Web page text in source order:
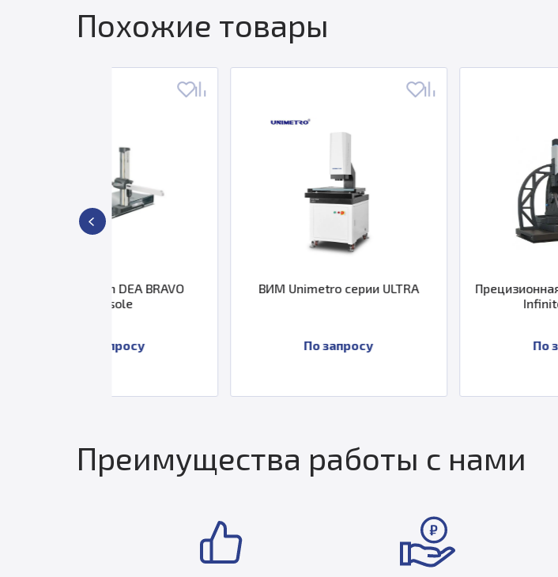
Похожие товары
ВИМ Unimetro серии ULTRA
Прецизионная система Alicona
Преимущества работы с нами